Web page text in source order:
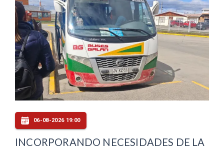
06-08-2026 19:00
INCORPORANDO NECESIDADES DE LA